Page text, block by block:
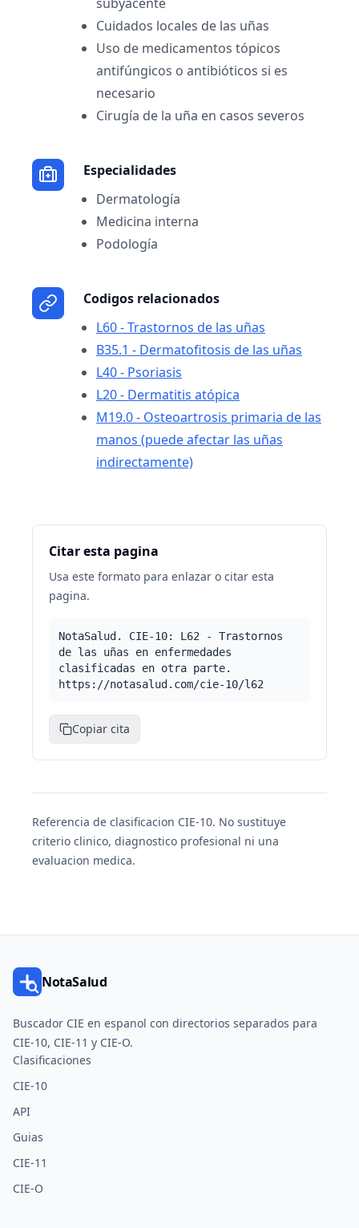
Cuidados locales de las uñas
Uso de medicamentos tópicos
antifúngicos o antibióticos si es
necesario
Cirugía de la uña en casos severos
Especialidades
Dermatología
Medicina interna
Podología
Codigos relacionados
L60 - Trastornos de las uñas
B35.1 - Dermatofitosis de las uñas
L40 - Psoriasis
L20 - Dermatitis atópica
M19.0 - Osteoartrosis primaria de las
manos (puede afectar las uñas
indirectamente)
Citar esta pagina
Usa este formato para enlazar o citar esta
pagina.
NotaSalud. CIE-10: L62 - Trastornos
de las uñas en enfermedades
clasificadas en otra parte.
https://notasalud.com/cie-10/l62
Copiar cita
Referencia de clasificacion CIE-10. No sustituye
criterio clinico, diagnostico profesional ni una
evaluacion medica.
NotaSalud
Buscador CIE en espanol con directorios separados para
CIE-10, CIE-11 y CIE-O.
Clasificaciones
CIE-10
API
Guias
CIE-11
CIE-O